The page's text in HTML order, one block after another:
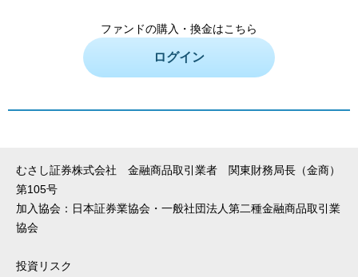
ファンドの購入・換金はこちら
ログイン
むさし証券株式会社 金融商品取引業者 関東財務局長（金商）
第105号
加入協会：日本証券業協会・一般社団法人第二種金融商品取引業
協会
投資リスク